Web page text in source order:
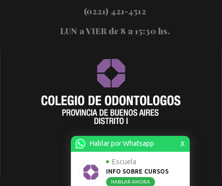
Hablar por Whatsapp X
Escuela
INFO SOBRE CURSOS
HABLAR AHORA
(0221) 421-4512
LUN a VIER de 8 a 15:30 hs.